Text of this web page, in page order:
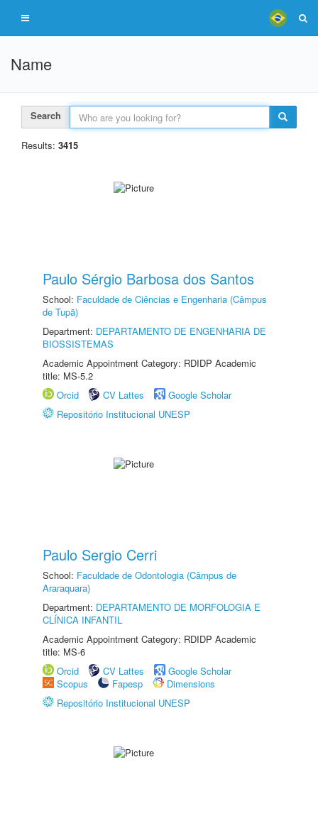
Name
Search
Results: 3415
Paulo Sérgio Barbosa dos Santos
School: Faculdade de Ciências e Engenharia (Câmpus
de Tupã)
Department: DEPARTAMENTO DE ENGENHARIA DE
BIOSSISTEMAS
Academic Appointment Category: RDIDP Academic
title: MS-5.2
Orcid
CV Lattes
Google Scholar
Repositório Institucional UNESP
Paulo Sergio Cerri
School: Faculdade de Odontologia (Câmpus de
Araraquara)
Department: DEPARTAMENTO DE MORFOLOGIA E
CLÍNICA INFANTIL
Academic Appointment Category: RDIDP Academic
title: MS-6
Orcid
CV Lattes
Google Scholar
Scopus
Fapesp
Dimensions
Repositório Institucional UNESP